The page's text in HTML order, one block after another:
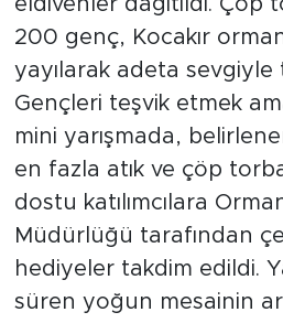
eldivenler dağıtıldı. Çöp
200 genç, Kocakır
yayılarak adeta sevgiyle
Gençleri teşvik etmek
mini yarışmada,
en fazla atık ve çöp
dostu katılımcılara
Müdürlüğü tarafından
hediyeler takdim edildi.
süren yoğun mesainin